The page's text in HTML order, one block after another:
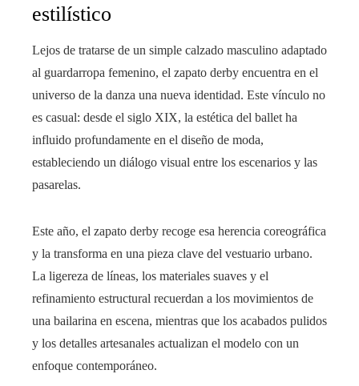
estilístico
Lejos de tratarse de un simple calzado masculino adaptado
al guardarropa femenino, el zapato derby encuentra en el
universo de la danza una nueva identidad. Este vínculo no
es casual: desde el siglo XIX, la estética del ballet ha
influido profundamente en el diseño de moda,
estableciendo un diálogo visual entre los escenarios y las
pasarelas.
Este año, el zapato derby recoge esa herencia coreográfica
y la transforma en una pieza clave del vestuario urbano.
La ligereza de líneas, los materiales suaves y el
refinamiento estructural recuerdan a los movimientos de
una bailarina en escena, mientras que los acabados pulidos
y los detalles artesanales actualizan el modelo con un
enfoque contemporáneo.